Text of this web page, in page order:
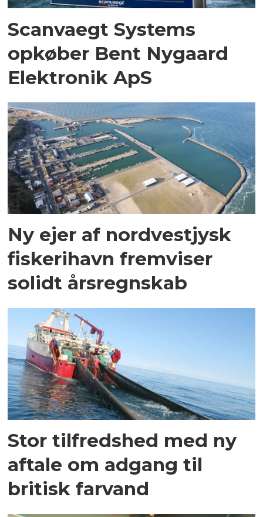
Scanvaegt Systems
opkøber Bent Nygaard
Elektronik ApS
Ny ejer af nordvestjysk
fiskerihavn fremviser
solidt årsregnskab
Stor tilfredshed med ny
aftale om adgang til
britisk farvand